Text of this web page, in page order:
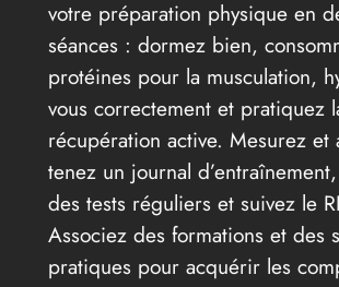
votre préparation physique en
séances : dormez bien,
protéines pour la musculation,
vous correctement et pratiquez
récupération active. Mesurez et
tenez un journal
des tests réguliers et suivez le
Associez des formations et des
pratiques pour acquérir les